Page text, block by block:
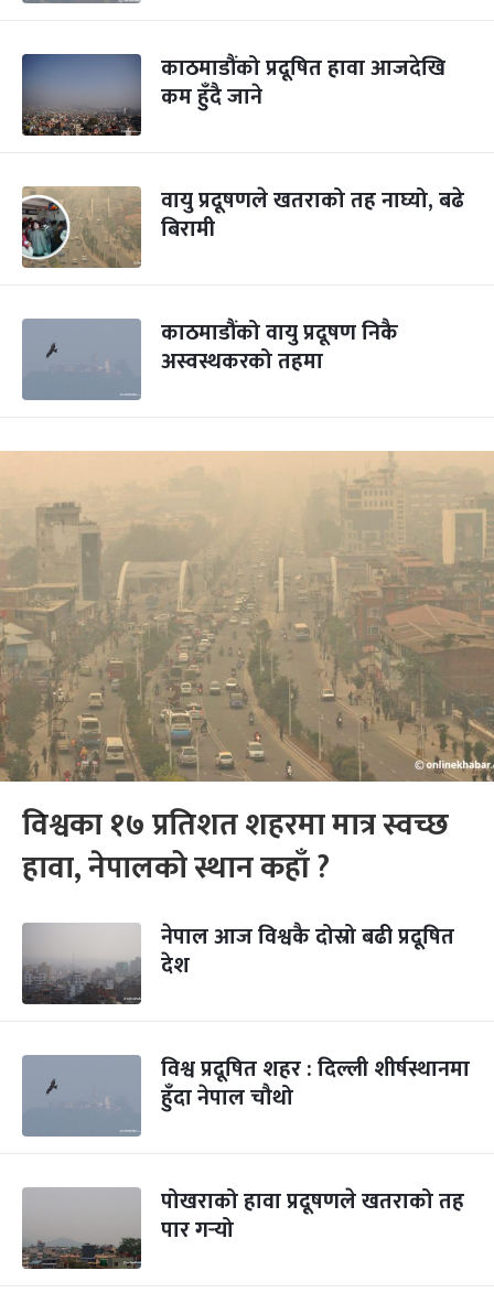
काठमाडौंको प्रदूषित हावा आजदेखि
कम हुँदै जाने
वायु प्रदूषणले खतराको तह नाघ्यो, बढे
बिरामी
काठमाडौंको वायु प्रदूषण निकै
अस्वस्थकरको तहमा
विश्वका १७ प्रतिशत शहरमा मात्र स्वच्छ
हावा, नेपालको स्थान कहाँ ?
नेपाल आज विश्वकै दोस्रो बढी प्रदूषित
देश
विश्व प्रदूषित शहर : दिल्ली शीर्षस्थानमा
हुँदा नेपाल चौथो
पोखराको हावा प्रदूषणले खतराको तह
पार गर्‍यो